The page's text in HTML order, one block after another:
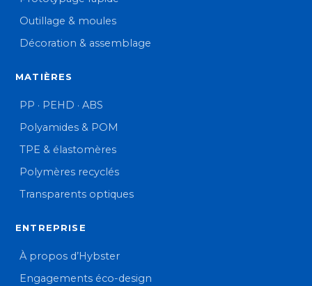
Outillage & moules
Décoration & assemblage
MATIÈRES
PP · PEHD · ABS
Polyamides & POM
TPE & élastomères
Polymères recyclés
Transparents optiques
ENTREPRISE
À propos d’Hybster
Engagements éco-design